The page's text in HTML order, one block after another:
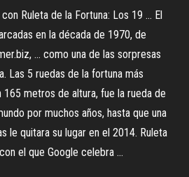
Ruleta de la Fortuna: Los 19 ... El
en la década de 1970, de
... como una de las sorpresas
Las 5 ruedas de la fortuna más
165 metros de altura, fue la rueda de
por muchos años, hasta que una
le quitara su lugar en el 2014. Ruleta
el que Google celebra ...